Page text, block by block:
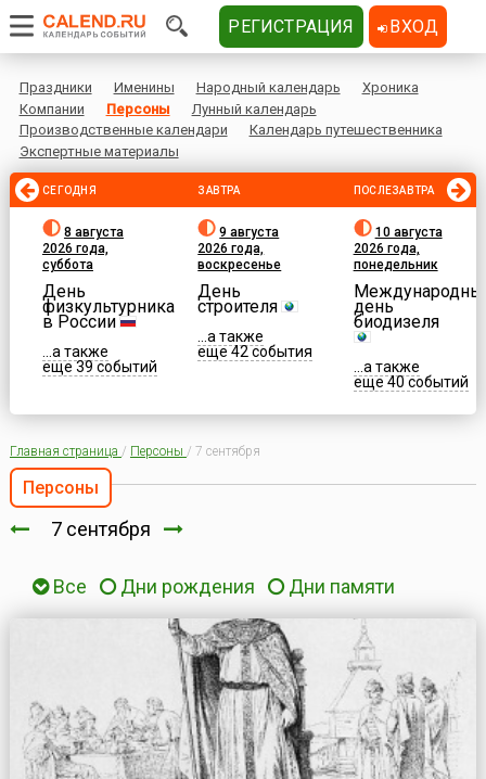
Праздники Именины Народный календарь
Хроника
Компании
Персоны
Лунный календарь
Производственные календари
Календарь путешественника
Экспертные материалы
СЕГОДНЯ
8 августа
2026 года,
суббота
День
физкультурника
в России
...а также
еще 39 событий
ЗАВТРА
9 августа
2026 года,
воскресенье
День
строителя
...а также
еще 42 события
ПОСЛЕЗАВТРА
10 августа
2026 года,
понедельник
день
биодизеля
...а также
еще 40 событий
Главная страница / Персоны / 7 сентября
Персоны
7 сентября
Все Дни рождения Дни памяти
РЕГИСТРАЦИЯ ВХОД